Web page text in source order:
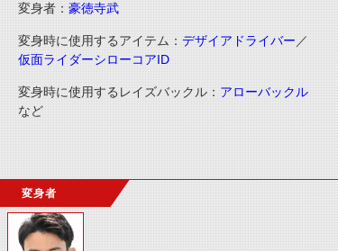
変身者： 豪徳寺武
変身時に使用するアイテム： デザイアドライバー ／
仮面ライダーシローコアID
変身時に使用するレイズバックル： アローバックル
など
変身者